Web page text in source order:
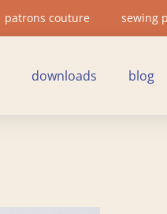
patrons couture sewing
downloads blog